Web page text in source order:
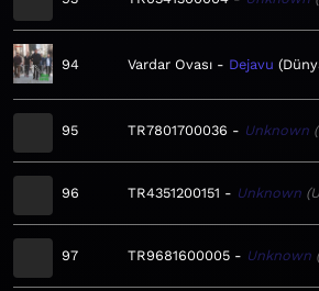
94 Vardar Ovası Dejavu
95 TR7801700036 Unknown
96 TR4351200151 Unknown
97 TR9681600005 Unknown